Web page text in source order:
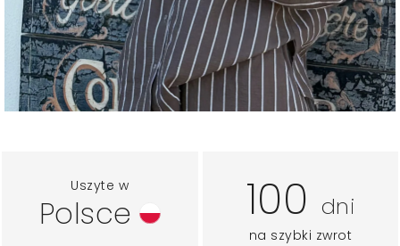
Uszyte w
Polsce 100 dni
na szybki zwrot